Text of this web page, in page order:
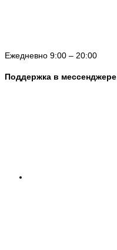
Ежедневно 9:00 – 20:00
Поддержка в мессенджере